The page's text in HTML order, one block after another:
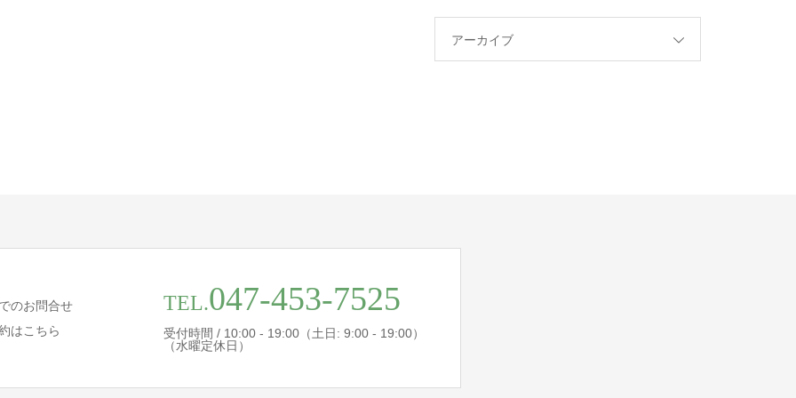
アーカイブ
のお問合せ
はこちら
TEL.047-453-7525
受付時間 / 10:00 - 19:00（土日: 9:00 - 19:00）
（水曜定休日）